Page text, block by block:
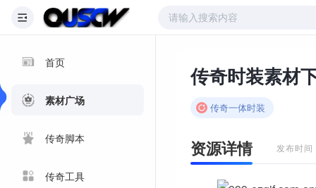
首页
素材广场
传奇脚本
传奇工具
传奇一体时装
资源详情 发布时